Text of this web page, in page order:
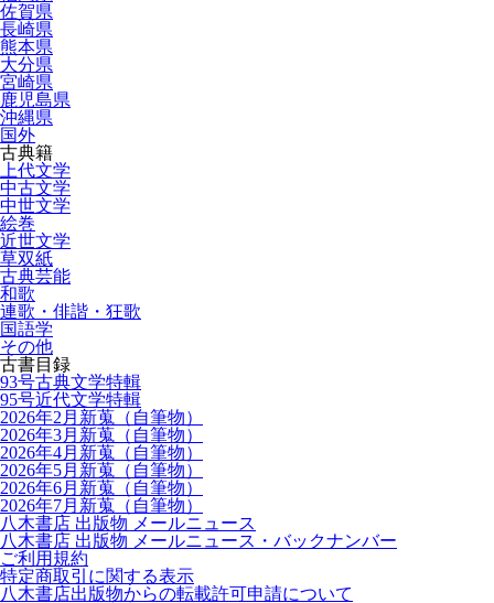
佐賀県
長崎県
熊本県
大分県
宮崎県
鹿児島県
沖縄県
国外
古典籍
上代文学
中古文学
中世文学
絵巻
近世文学
草双紙
古典芸能
和歌
連歌・俳諧・狂歌
国語学
その他
古書目録
93号古典文学特輯
95号近代文学特輯
2026年2月新蒐（自筆物）
2026年3月新蒐（自筆物）
2026年4月新蒐（自筆物）
2026年5月新蒐（自筆物）
2026年6月新蒐（自筆物）
2026年7月新蒐（自筆物）
八木書店 出版物 メールニュース
八木書店 出版物 メールニュース・バックナンバー
ご利用規約
特定商取引に関する表示
八木書店出版物からの転載許可申請について